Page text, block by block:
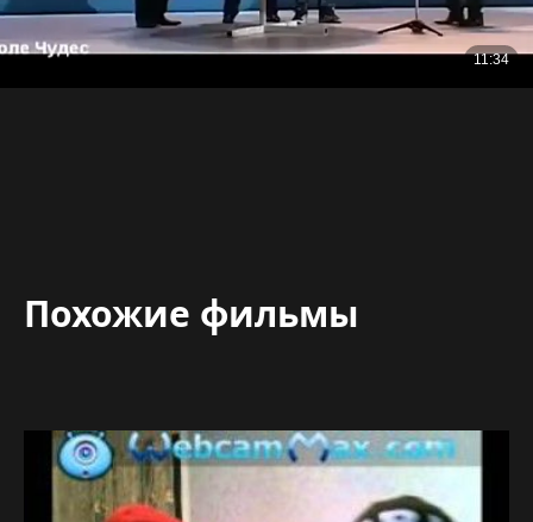
Похожие фильмы